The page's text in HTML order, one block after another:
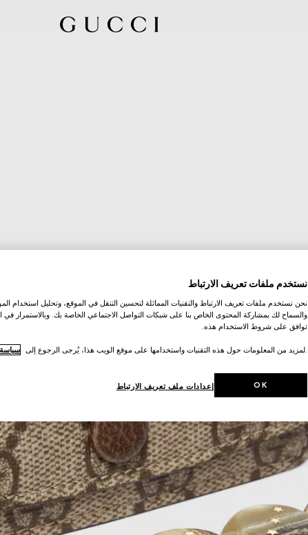
نستخدم ملفات تعريف الارتباط
نحن نستخدم ملفات تعريف الارتباط والتقنيات المماثلة لتحسين التنقل في الموقع، وتحليل استخدام
والسماح لك بمشاركة المحتوى الخاص بنا على شبكات التواصل الاجتماعي الخاصة بك. وبالاستمرار في
توافق على شروط الاستخدام هذه.
.لمزيد من المعلومات حول هذه التقنيات واستخدامها على موقع الويب هذا، يُرجى الرجوع إلى سياسة
إعدادات ملف تعريف الارتباط OK